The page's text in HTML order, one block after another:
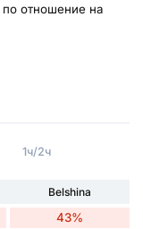
по отношение на
1ч/2ч
Belshina
43%